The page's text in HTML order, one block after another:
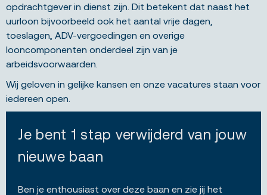
opdrachtgever in dienst zijn. Dit betekent dat naast het
uurloon bijvoorbeeld ook het aantal vrije dagen,
toeslagen, ADV-vergoedingen en overige
looncomponenten onderdeel zijn van je
arbeidsvoorwaarden.
Wij geloven in gelijke kansen en onze vacatures staan voor
iedereen open.
Je bent 1 stap verwijderd van jouw
nieuwe baan
Ben je enthousiast over deze baan en zie jij het